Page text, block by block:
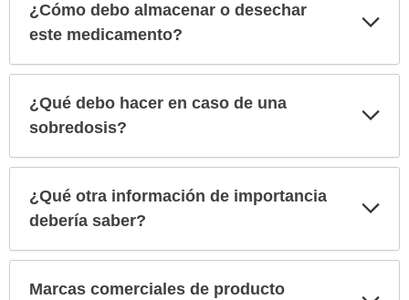
¿Cómo debo almacenar o desechar
este medicamento?
¿Qué debo hacer en caso de una
sobredosis?
¿Qué otra información de importancia
debería saber?
Marcas comerciales de producto